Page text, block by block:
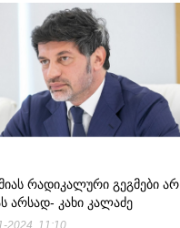
ᲠᲐᲓᲘᲙᲐᲚᲣᲠᲘ ᲒᲔᲒᲛᲔᲑᲘ ᲐᲠ
ᲐᲠᲡᲐᲓ- ᲙᲐᲮᲘ ᲙᲐᲚᲐᲫᲔ